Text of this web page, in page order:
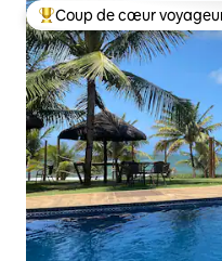
Coups de cœur
Coup de cœur